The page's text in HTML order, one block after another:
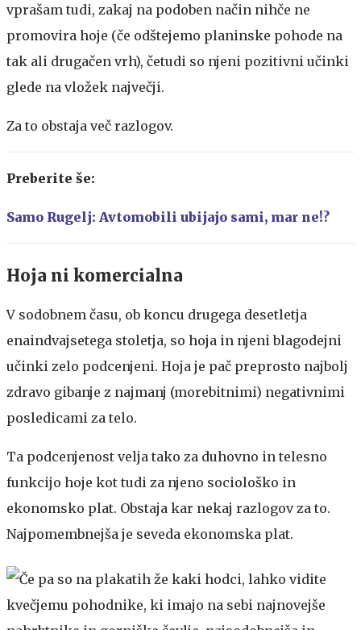
vprašam tudi, zakaj na podoben način nihče ne
promovira hoje (če odštejemo planinske pohode na
tak ali drugačen vrh), četudi so njeni pozitivni učinki
glede na vložek največji.
Za to obstaja več razlogov.
Preberite še:
Samo Rugelj: Avtomobili ubijajo sami, mar ne!?
Hoja ni komercialna
V sodobnem času, ob koncu drugega desetletja
enaindvajsetega stoletja, so hoja in njeni blagodejni
učinki zelo podcenjeni. Hoja je pač preprosto najbolj
zdravo gibanje z najmanj (morebitnimi) negativnimi
posledicami za telo.
Ta podcenjenost velja tako za duhovno in telesno
funkcijo hoje kot tudi za njeno sociološko in
ekonomsko plat. Obstaja kar nekaj razlogov za to.
Najpomembnejša je seveda ekonomska plat.